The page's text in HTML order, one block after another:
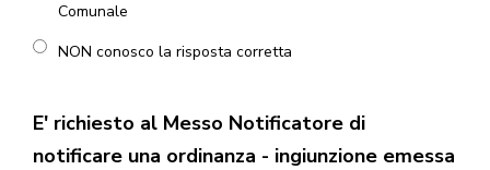
Comunale
NON conosco la risposta corretta
E' richiesto al Messo Notificatore di
notificare una ordinanza - ingiunzione emessa